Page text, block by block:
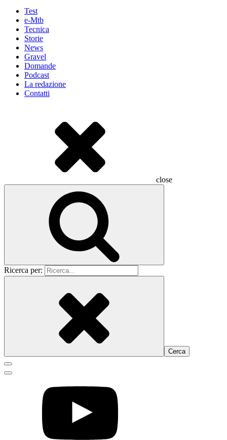
Test
e-Mtb
Tecnica
Storie
News
Gravel
Domande
Podcast
La redazione
Contatti
close
Ricerca per: